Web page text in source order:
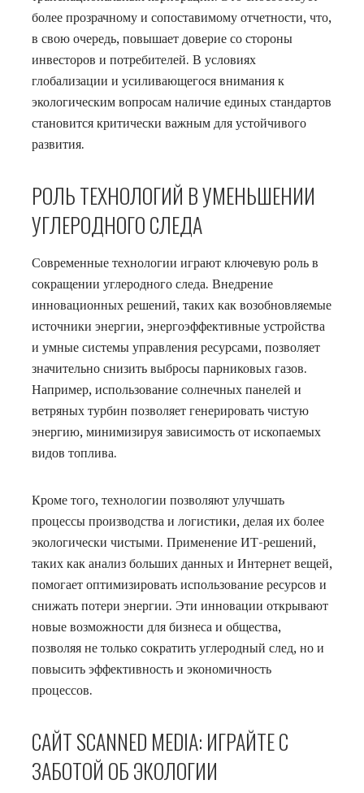
более прозрачному и сопоставимому отчетности, что,
в свою очередь, повышает доверие со стороны
инвесторов и потребителей. В условиях
глобализации и усиливающегося внимания к
экологическим вопросам наличие единых стандартов
становится критически важным для устойчивого
развития.
РОЛЬ ТЕХНОЛОГИЙ В УМЕНЬШЕНИИ
УГЛЕРОДНОГО СЛЕДА
Современные технологии играют ключевую роль в
сокращении углеродного следа. Внедрение
инновационных решений, таких как возобновляемые
источники энергии, энергоэффективные устройства
и умные системы управления ресурсами, позволяет
значительно снизить выбросы парниковых газов.
Например, использование солнечных панелей и
ветряных турбин позволяет генерировать чистую
энергию, минимизируя зависимость от ископаемых
видов топлива.
Кроме того, технологии позволяют улучшать
процессы производства и логистики, делая их более
экологически чистыми. Применение ИТ-решений,
таких как анализ больших данных и Интернет вещей,
помогает оптимизировать использование ресурсов и
снижать потери энергии. Эти инновации открывают
новые возможности для бизнеса и общества,
позволяя не только сократить углеродный след, но и
повысить эффективность и экономичность
процессов.
САЙТ SCANNED MEDIA: ИГРАЙТЕ С
ЗАБОТОЙ ОБ ЭКОЛОГИИ